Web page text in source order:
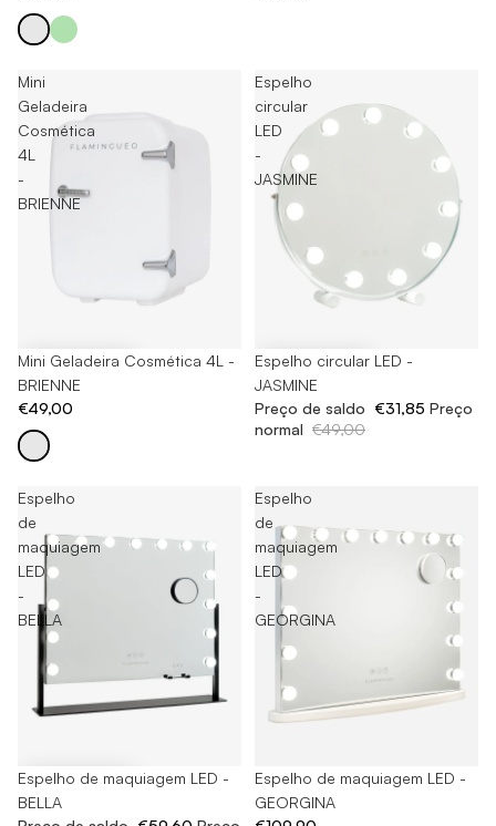
Mini
Geladeira
Cosmética
4L
-
BRIENNE
Mini Geladeira Cosmética 4L -
BRIENNE
€49,00
Espelho
circular
LED
-
JASMINE
-35%
Espelho circular LED -
JASMINE
Preço de saldo €31,85 Preço
normal €49,00
Espelho
de
maquiagem
LED
-
BELLA
-60%
Espelho de maquiagem LED -
BELLA
Espelho
de
maquiagem
LED
-
GEORGINA
Esgotado
Espelho de maquiagem LED -
GEORGINA